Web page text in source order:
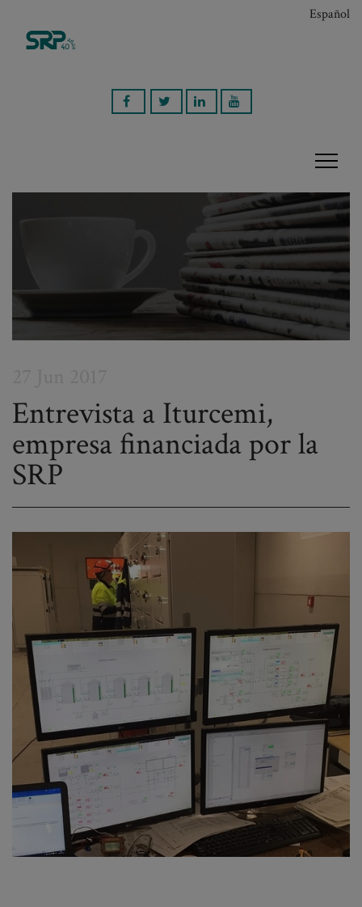
Entrevista a Iturcemi,
empresa financiada por la
SRP
Post
navigation
Español